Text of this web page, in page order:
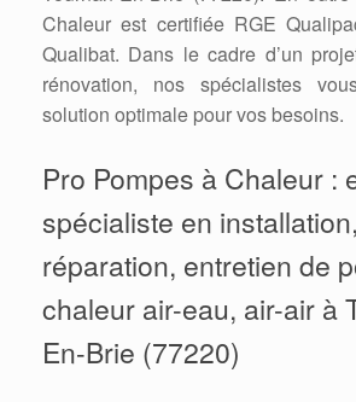
Chaleur est certifiée RGE
Qualibat. Dans le cadre d’un
rénovation, nos spécialistes
solution optimale pour vos besoins.
Pro Pompes à Chaleur :
spécialiste en installation,
réparation, entretien de
chaleur air-eau, air-air à
En-Brie (77220)